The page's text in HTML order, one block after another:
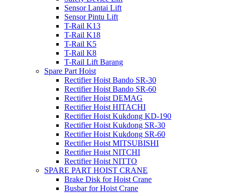
Sensor Lantai Lift
Sensor Pintu Lift
T-Rail K13
T-Rail K18
T-Rail K5
T-Rail K8
T-Rail Lift Barang
Spare Part Hoist
Rectifier Hoist Bando SR-30
Rectifier Hoist Bando SR-60
Rectifier Hoist DEMAG
Rectifier Hoist HITACHI
Rectifier Hoist Kukdong KD-190
Rectifier Hoist Kukdong SR-30
Rectifier Hoist Kukdong SR-60
Rectifier Hoist MITSUBISHI
Rectifier Hoist NITCHI
Rectifier Hoist NITTO
SPARE PART HOIST CRANE
Brake Disk for Hoist Crane
Busbar for Hoist Crane